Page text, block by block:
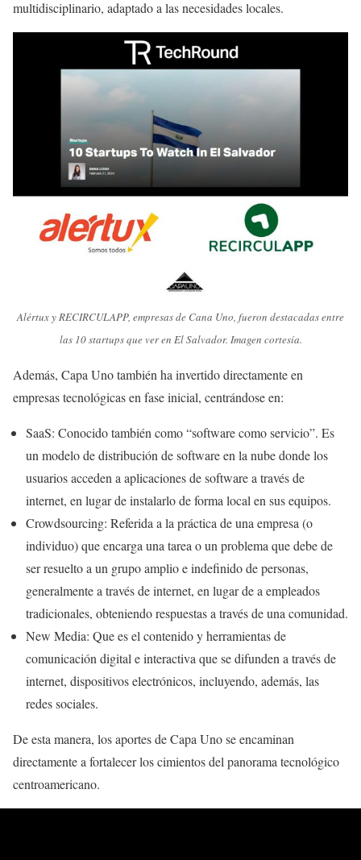
multidisciplinario, adaptado a las necesidades locales.
Alértux y RECIRCULAPP, empresas de Cana Uno, fueron destacadas entre
las 10 startups que ver en El Salvador. Imagen cortesía.
Además, Capa Uno también ha invertido directamente en
empresas tecnológicas en fase inicial, centrándose en:
SaaS: Conocido también como “software como servicio”. Es
un modelo de distribución de software en la nube donde los
usuarios acceden a aplicaciones de software a través de
internet, en lugar de instalarlo de forma local en sus equipos.
Crowdsourcing: Referida a la práctica de una empresa (o
individuo) que encarga una tarea o un problema que debe de
ser resuelto a un grupo amplio e indefinido de personas,
generalmente a través de internet, en lugar de a empleados
tradicionales, obteniendo respuestas a través de una comunidad.
New Media: Que es el contenido y herramientas de
comunicación digital e interactiva que se difunden a través de
internet, dispositivos electrónicos, incluyendo, además, las
redes sociales.
De esta manera, los aportes de Capa Uno se encaminan
directamente a fortalecer los cimientos del panorama tecnológico
centroamericano.